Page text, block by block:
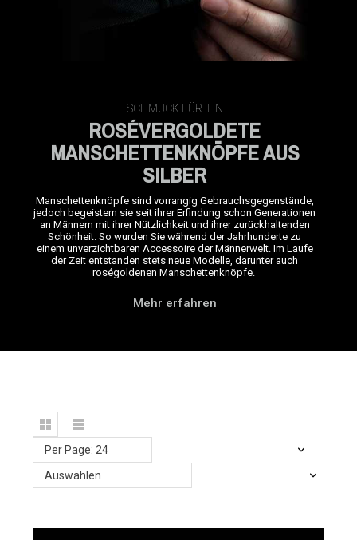
SCHMUCK FÜR IHN
ROSÉVERGOLDETE
MANSCHETTENKNÖPFE AUS
SILBER
Manschettenknöpfe sind vorrangig Gebrauchsgegenstände,
jedoch begeistern sie seit ihrer Erfindung schon Generationen
an Männern mit ihrer Nützlichkeit und ihrer zurückhaltenden
Schönheit. So wurden Sie während der Jahrhunderte zu
einem unverzichtbaren Accessoire der Männerwelt. Im Laufe
der Zeit entstanden stets neue Modelle, darunter auch
roségoldenen Manschettenknöpfe.
Mehr erfahren
Per Page: 24
Auswählen